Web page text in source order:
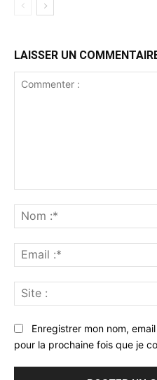
LAISSER UN
Enregistrer mon nom,
pour la prochaine fois que je